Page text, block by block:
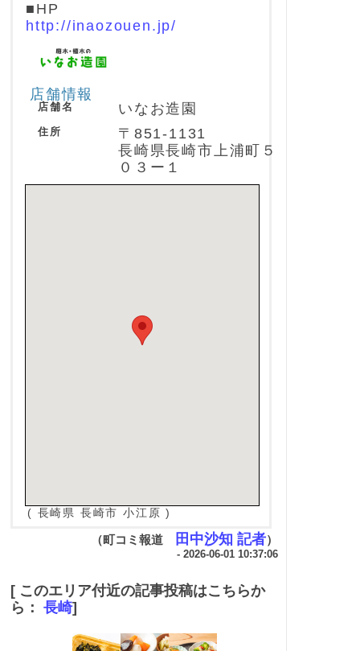
■HP
http://inaozouen.jp/
店舗情報
店舗名 いなお造園
住所
〒851-1131
長崎県長崎市上浦町５
０３ー１
( 長崎県 長崎市 小江原 )
（町コミ報道 田中沙知 記者）
- 2026-06-01 10:37:06
[ このエリア付近の記事投稿はこちらか
ら： 長崎]